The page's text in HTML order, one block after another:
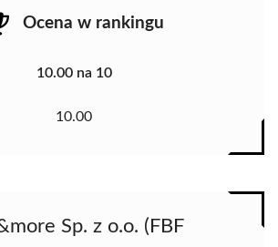
Ocena w rankingu
10.00 na 10
10.00
Sp. z o.o. (FBF